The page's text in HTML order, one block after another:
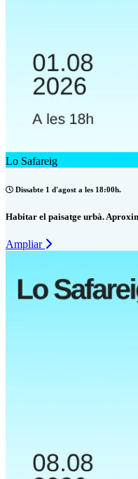
Lo Safareig
Dissabte 1 d'agost a les 18:00h.
Habitar el paisatge urbà.
Ampliar